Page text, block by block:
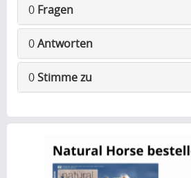
0 Fragen
0Antworten
0Stimme zu